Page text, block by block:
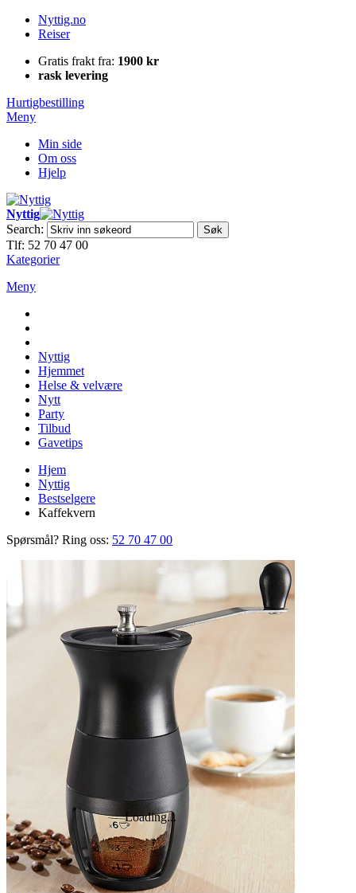
Nyttig.no
Reiser
Gratis frakt fra: 1900 kr
rask levering
Hurtigbestilling
Meny
Min side
Om oss
Hjelp
Nyttig
Search:
Søk
Tlf: 52 70 47 00
Kategorier
Meny
Nyttig
Hjemmet
Helse & velvære
Nytt
Party
Tilbud
Gavetips
Hjem
Nyttig
Bestselgere
Kaffekvern
Spørsmål? Ring oss: 52 70 47 00